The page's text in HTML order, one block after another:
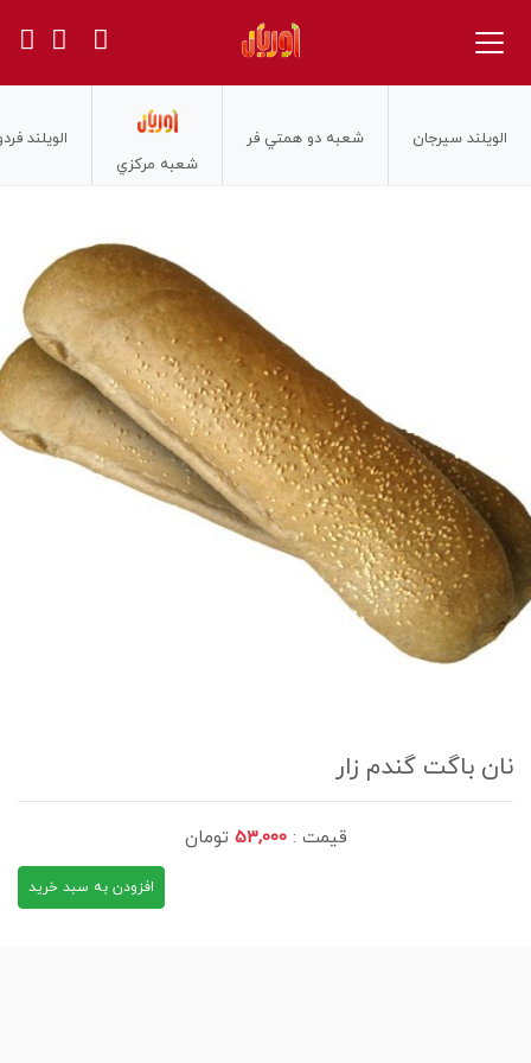
الويلند سيرجان
شعبه دو همتي فر
شعبه مركزي
الويلند
نان باگت گندم زار
قیمت : 53,000 تومان
افزودن به سبد خرید